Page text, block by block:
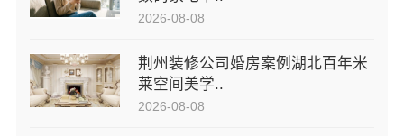
2026-08-08
荆州装修公司婚房案例湖北百年米
莱空间美学..
2026-08-08